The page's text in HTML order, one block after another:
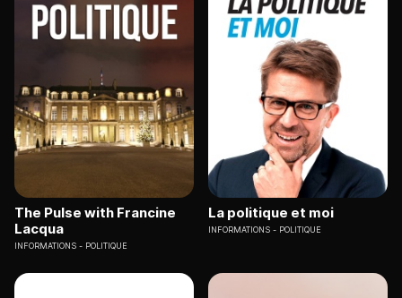
The Pulse with Francine
Lacqua
INFORMATIONS POLITIQUE
La politique et moi
INFORMATIONS POLITIQUE